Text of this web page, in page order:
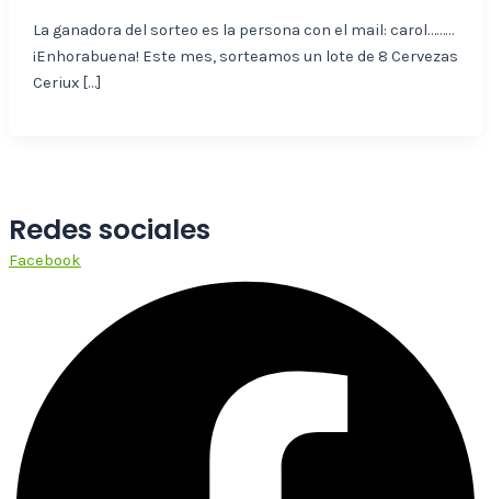
La ganadora del sorteo es la persona con el mail: carol………
¡Enhorabuena! Este mes, sorteamos un lote de 8 Cervezas
Ceriux […]
Redes sociales
Facebook